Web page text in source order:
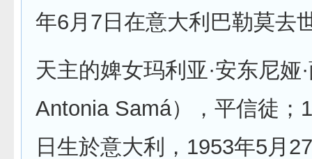
年6月7日在意大利巴勒莫去
天主的婢女玛利亚·安东尼娅
Antonia Samá），平信徒；
日生於意大利，1953年5月